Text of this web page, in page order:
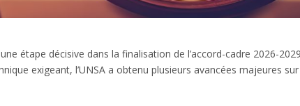
étape décisive dans la finalisation de l’accord-cadre 2026-
exigeant, l’UNSA a obtenu plusieurs avancées majeures sur